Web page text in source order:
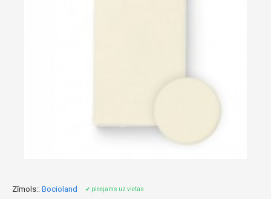
Zīmols:: Bocioland ✔ pieejams uz vietas